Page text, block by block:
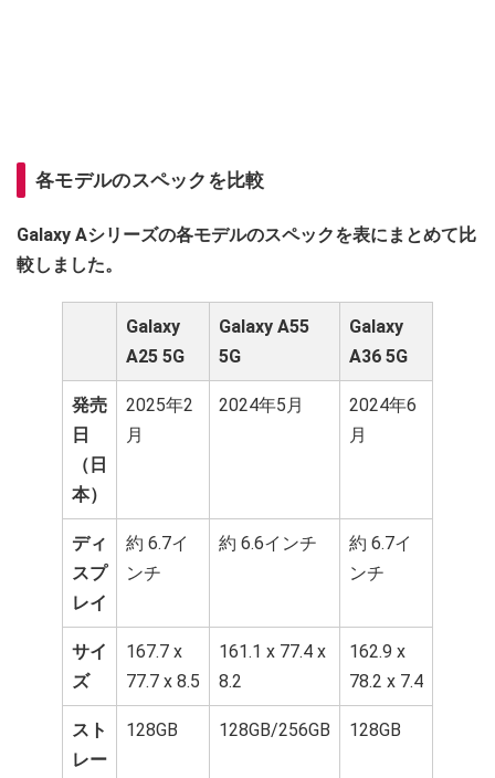
各モデルのスペックを比較
Galaxy Aシリーズの各モデルのスペックを表にまとめて比
較しました。
Galaxy
A25 5G
Galaxy A55
5G
Galaxy
A36 5G
発売
日
（日
本）
2025年2
月
2024年5月
2024年6
月
ディ
スプ
レイ
約 6.7イ
ンチ
約 6.6インチ
約 6.7イ
ンチ
サイ
ズ
167.7 x
77.7 x 8.5
161.1 x 77.4 x
8.2
162.9 x
78.2 x 7.4
スト
レー
128GB 128GB/256GB 128GB